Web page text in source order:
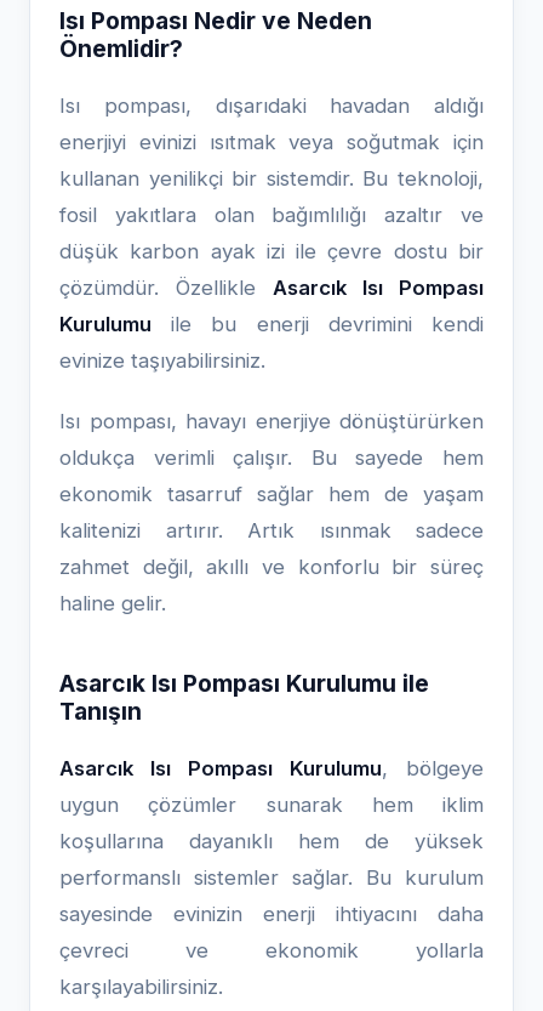
Isı Pompası Nedir ve Neden
Önemlidir?
Isı pompası, dışarıdaki havadan aldığı
enerjiyi evinizi ısıtmak veya soğutmak için
kullanan yenilikçi bir sistemdir. Bu teknoloji,
fosil yakıtlara olan bağımlılığı azaltır ve
düşük karbon ayak izi ile çevre dostu bir
çözümdür. Özellikle Asarcık Isı Pompası
Kurulumu ile bu enerji devrimini kendi
evinize taşıyabilirsiniz.
Isı pompası, havayı enerjiye dönüştürürken
oldukça verimli çalışır. Bu sayede hem
ekonomik tasarruf sağlar hem de yaşam
kalitenizi artırır. Artık ısınmak sadece
zahmet değil, akıllı ve konforlu bir süreç
haline gelir.
Asarcık Isı Pompası Kurulumu ile
Tanışın
Asarcık Isı Pompası Kurulumu, bölgeye
uygun çözümler sunarak hem iklim
koşullarına dayanıklı hem de yüksek
performanslı sistemler sağlar. Bu kurulum
sayesinde evinizin enerji ihtiyacını daha
çevreci ve ekonomik yollarla
karşılayabilirsiniz.